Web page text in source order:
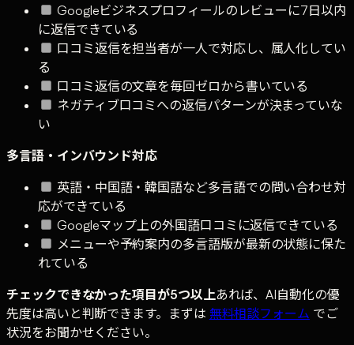
Googleビジネスプロフィールのレビューに7日以内
に返信できている
口コミ返信を担当者が一人で対応し、属人化してい
る
口コミ返信の文章を毎回ゼロから書いている
ネガティブ口コミへの返信パターンが決まっていな
い
多言語・インバウンド対応
英語・中国語・韓国語など多言語での問い合わせ対
応ができている
Googleマップ上の外国語口コミに返信できている
メニューや予約案内の多言語版が最新の状態に保た
れている
チェックできなかった項目が5つ以上あれば、AI自動化の優
先度は高いと判断できます。まずは 無料相談フォーム でご
状況をお聞かせください。